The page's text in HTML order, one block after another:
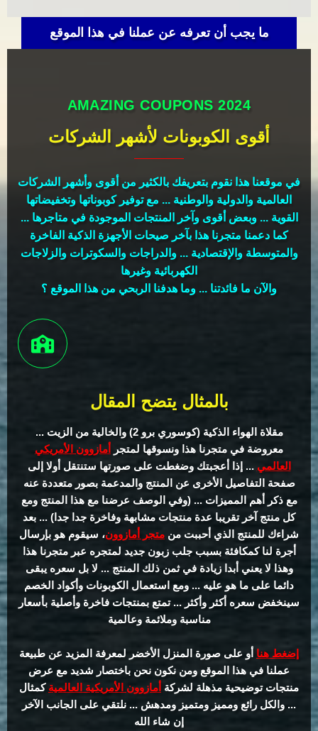
ما يجب أن تعرفه عن عملنا في هذا الموقع
AMAZING COUPONS 2024
أقوى الكوبونات لأشهر الشركات
في موقعنا هذا نقوم بتعريفك بالكثير من أقوى وأشهر الشركات
العالمية والدولية والوطنية ... مع توفير كوبوناتها وتخفيضاتها
القوية ... وبعض أقوى وآخر المنتجات الموجودة في متاجرها ...
كما دعمنا متجرنا هذا بآخر صيحات الأجهزة الذكية الفاخرة
والمتوسطة والإقتصادية ... والدراجات والسكوترات والزلاجات
الكهربائية وغيرها
والآن ما فائدتنا ... وما هدفنا الربحي من هذا الموقع ؟
بالمثال يتضح المقال
مقلاة الهواء الذكية (كوسوري برو 2) والخالية من الزيت ...
معروضة في متجرنا هذا ونسوقها لمتجر أمازوون الأمريكي
العالمي ... إذا أعجبتك وضغطت على صورتها ستنتقل أولا إلى
صفحة التفاصيل الأخرى عن المنتج والمدعمة بصور متعددة عنه
مع ذكر أهم المميزات ... (وفي الوصف عرضنا مع هذا المنتج ومع
كل منتج آخر تقريبا عدة منتجات مشابهة وفاخرة جدا جدا) ... بعد
شراءك للمنتج الذي أحببت من متجر أمازوون، سيقوم هو بإرسال
أجرة لنا كمكافئة بسبب جلب زبون جديد لمتجره عبر متجرنا هذا
وهذا لا يعني أبدا زيادة في ثمن ذلك المنتج ... لا بل سعره يبقى
دائما على ما هو عليه ... ومع استعمال الكوبونات وأكواد الخصم
سينخفض سعره أكثر وأكثر ... تمتع بمنتجات فاخرة وأصلية بأسعار
مناسبة وملائمة وعالمية
إضغط هنا أو على صورة المنزل الأخضر لمعرفة المزيد عن طبيعة
عملنا في هذا الموقع ومن نكون نحن باختصار شديد مع عرض
منتجات توضيحية مذهلة لشركة أمازوون الأمريكية العالمية كمثال
... والكل رائع ومميز ومتميز ومدهش ... نلتقي على الجانب الآخر
إن شاء الله